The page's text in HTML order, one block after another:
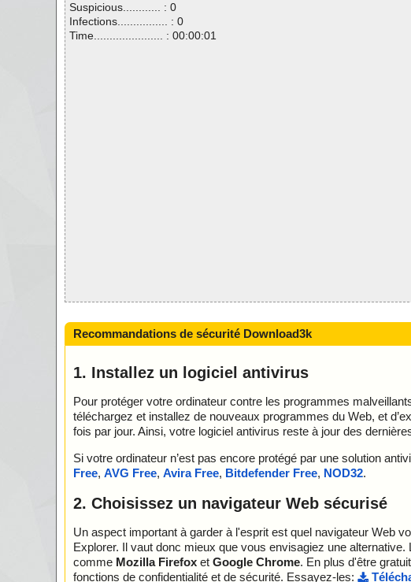
Suspicious............ : 0
Infections................ : 0
Time...................... : 00:00:01
Recommandations de sécurité Download3k
1. Installez un logiciel antivirus
Pour protéger votre ordinateur contre les programmes
téléchargez et installez de nouveaux programmes du Web, et
fois par jour. Ainsi, votre logiciel antivirus reste à jour des
Si votre ordinateur n’est pas encore protégé par une solution
Free, AVG Free, Avira Free, Bitdefender Free, NOD32.
2. Choisissez un navigateur Web sécurisé
Un aspect important à garder à l'esprit est quel navigateur Web
Explorer. Il vaut donc mieux que vous envisagiez une
comme Mozilla Firefox et Google Chrome. En plus d'être
fonctions de confidentialité et de sécurité. Essayez-les: